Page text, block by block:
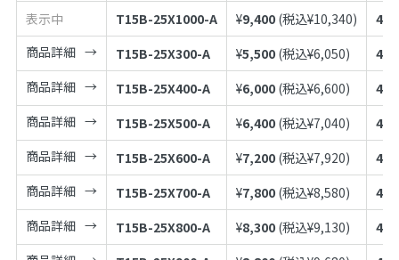
表示中
T15B-25X1000-A ¥9,400 (税込¥10,340)
商品詳細
T15B-25X300-A ¥5,500 (税込¥6,050)
商品詳細
T15B-25X400-A ¥6,000 (税込¥6,600)
商品詳細
T15B-25X500-A ¥6,400 (税込¥7,040)
商品詳細
T15B-25X600-A ¥7,200 (税込¥7,920)
商品詳細
T15B-25X700-A ¥7,800 (税込¥8,580)
商品詳細
T15B-25X800-A ¥8,300 (税込¥9,130)